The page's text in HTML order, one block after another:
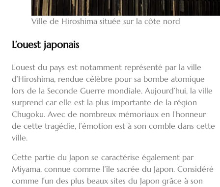
Ville de Hiroshima située sur la côte nord
L’ouest japonais
L’ouest du pays est notamment représenté par la ville
d’Hiroshima, rendue célèbre pour sa bombe atomique
lors de la Seconde Guerre mondiale. Aujourd’hui, la ville
surprend car elle est la plus importante de la région
Chugoku. Avec de nombreux mémoriaux en l’honneur
de cette tragédie, l’émotion est à son comble dans cette
ville.
Cette partie du Japon se caractérise également par
Miyama, connue comme l’île sacrée du Japon. Considéré
comme l’un des plus beaux sites du Japon grâce à son